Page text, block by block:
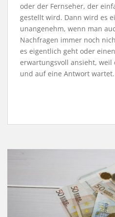
oder der Fernseher, der
gestellt wird. Dann wird es
unangenehm, wenn man
Nachfragen immer noch
es eigentlich geht oder
erwartungsvoll ansieht, weil
und auf eine Antwort wartet.